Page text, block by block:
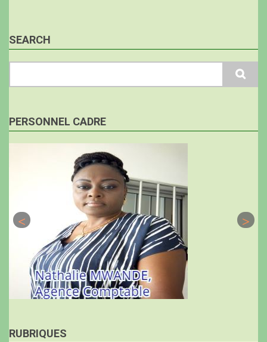
SEARCH
PERSONNEL CADRE
RUBRIQUES